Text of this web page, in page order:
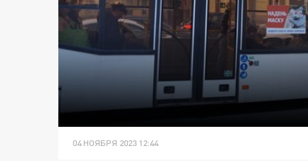
04 НОЯБРЯ 2023 12:44